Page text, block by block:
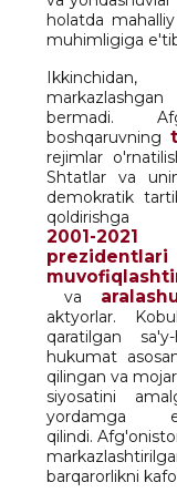
holatda
muhimligiga
Ikkinchidan,
bermadi.
boshqaruvning
rejimlar
Shtatlar va
demokratik
2001-
va
aktyorlar.
qaratilgan
hukumat
qilingan va
siyosatini
qilindi.
barqarorlikni